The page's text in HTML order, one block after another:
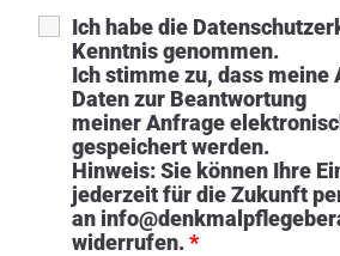
Ich habe die
Kenntnis genommen.
Ich stimme zu, dass meine
Daten zur Beantwortung
meiner Anfrage
gespeichert werden.
Hinweis: Sie können Ihre
jederzeit für die Zukunft
an
widerrufen.*